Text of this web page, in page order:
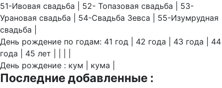
51-Ивовая свадьба | 52- Топазовая свадьба | 53-
Урановая свадьба | 54-Свадьба Зевса | 55-Изумрудная
свадьба |
День рождение по годам: 41 год | 42 года | 43 года | 44
года | 45 лет | | | |
День рождение : кум | кума |
Последние добавленные :